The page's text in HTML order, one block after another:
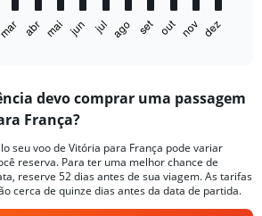
mar abr mai jun jul ago set out nov dez
devo comprar uma passagem
França?
seu voo de Vitória para França pode variar
reserva. Para ter uma melhor chance de
reserve 52 dias antes de sua viagem. As tarifas
cerca de quinze dias antes da data de partida.